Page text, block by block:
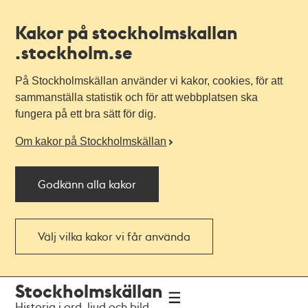
Kakor på stockholmskallan
.stockholm.se
På Stockholmskällan använder vi kakor, cookies, för att
sammanställa statistik och för att webbplatsen ska
fungera på ett bra sätt för dig.
Om kakor på Stockholmskällan
Godkänn alla kakor
Välj vilka kakor vi får använda
navigationen
huvudinnehållet
Stockholmskällan